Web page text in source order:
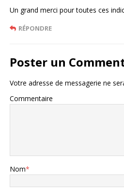
Un grand merci pour toutes ces
RÉPONDRE
Poster un
Votre adresse de messagerie ne
Commentaire
Nom*